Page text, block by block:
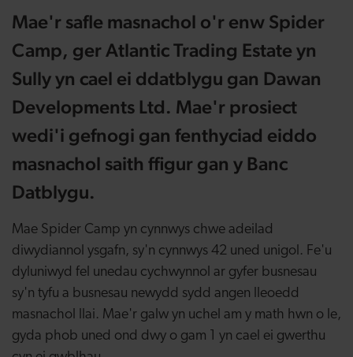
Mae'r safle masnachol o'r enw Spider
Camp, ger Atlantic Trading Estate yn
Sully yn cael ei ddatblygu gan Dawan
Developments Ltd. Mae'r prosiect
wedi'i gefnogi gan fenthyciad eiddo
masnachol saith ffigur gan y Banc
Datblygu.
Mae Spider Camp yn cynnwys chwe adeilad
diwydiannol ysgafn, sy'n cynnwys 42 uned unigol. Fe'u
dyluniwyd fel unedau cychwynnol ar gyfer busnesau
sy'n tyfu a busnesau newydd sydd angen lleoedd
masnachol llai. Mae'r galw yn uchel am y math hwn o le,
gyda phob uned ond dwy o gam 1 yn cael ei gwerthu